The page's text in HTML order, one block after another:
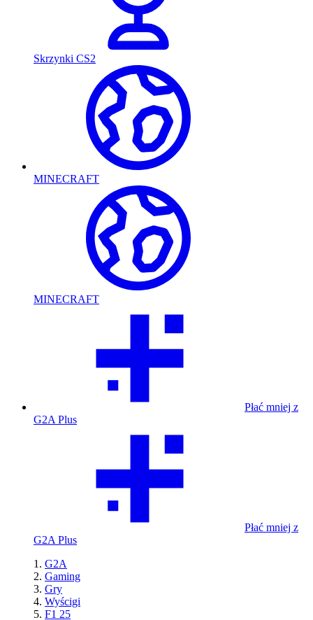
Skrzynki CS2
MINECRAFT
MINECRAFT
Płać mniej z
G2A Plus
Płać mniej z
G2A Plus
G2A
Gaming
Gry
Wyścigi
F1 25